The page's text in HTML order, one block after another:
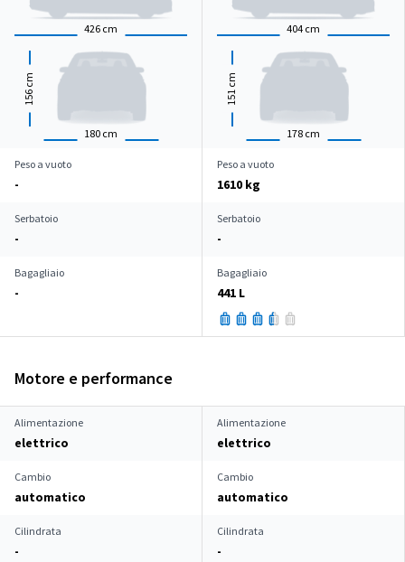
426 cm
180 cm
156
cm
404 cm
178 cm
151
cm
Peso a vuoto
-
Peso a vuoto
1610 kg
Serbatoio
-
Serbatoio
-
Bagagliaio
-
Bagagliaio
441 L
Motore e performance
Alimentazione
elettrico
Alimentazione
elettrico
Cambio
automatico
Cambio
automatico
Cilindrata
-
Cilindrata
-